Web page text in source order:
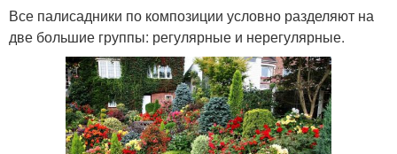
Все палисадники по композиции условно разделяют на
две большие группы: регулярные и нерегулярные.